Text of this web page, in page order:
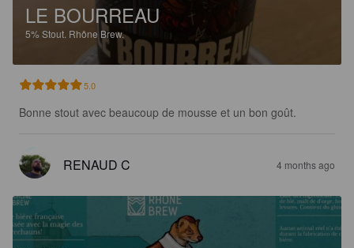
LE BOURREAU
5% Stout. Rhône Brew.
5.0
Bonne stout avec beaucoup de mousse et un bon goût.
RENAUD C 4 months ago